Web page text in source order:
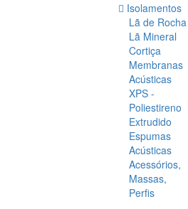
Isolamentos
Lã de Rocha
Lã Mineral
Cortiça
Membranas
Acústicas
XPS -
Poliestireno
Extrudido
Espumas
Acústicas
Acessórios,
Massas,
Perfis